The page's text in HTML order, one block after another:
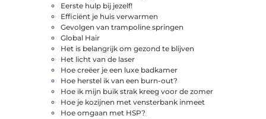
Eerste hulp bij jezelf!
Efficiënt je huis verwarmen
Gevolgen van trampoline springen
Global Hair
Het is belangrijk om gezond te blijven
Het licht van de laser
Hoe creëer je een luxe badkamer
Hoe herstel ik van een burn-out?
Hoe ik mijn buik strak kreeg voor de zomer
Hoe je kozijnen met vensterbank inmeet
Hoe omgaan met HSP?